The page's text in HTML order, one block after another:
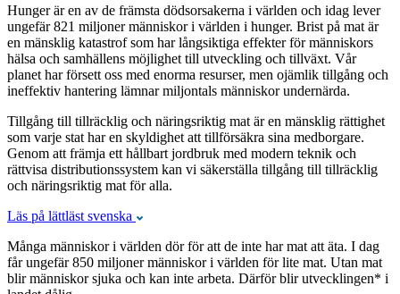
Hunger är en av de främsta dödsorsakerna i världen och idag lever
ungefär 821 miljoner människor i världen i hunger. Brist på mat är
en mänsklig katastrof som har långsiktiga effekter för människors
hälsa och samhällens möjlighet till utveckling och tillväxt. Vår
planet har försett oss med enorma resurser, men ojämlik tillgång och
ineffektiv hantering lämnar miljontals människor undernärda.
Tillgång till tillräcklig och näringsriktig mat är en mänsklig rättighet
som varje stat har en skyldighet att tillförsäkra sina medborgare.
Genom att främja ett hållbart jordbruk med modern teknik och
rättvisa distributionssystem kan vi säkerställa tillgång till tillräcklig
och näringsriktig mat för alla.
Läs på lättläst svenska
Många människor i världen dör för att de inte har mat att äta. I dag
får ungefär 850 miljoner människor i världen för lite mat. Utan mat
blir människor sjuka och kan inte arbeta. Därför blir utvecklingen* i